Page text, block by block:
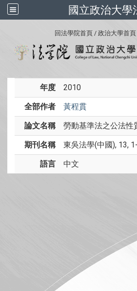
國立政治大學
回法學院首頁 / 政治大學首頁
年度 2010
全部作者 黃程貫
論文名稱 勞動基準法之公法性
期刊名稱 東吳法學(中國), 13,
語言 中文